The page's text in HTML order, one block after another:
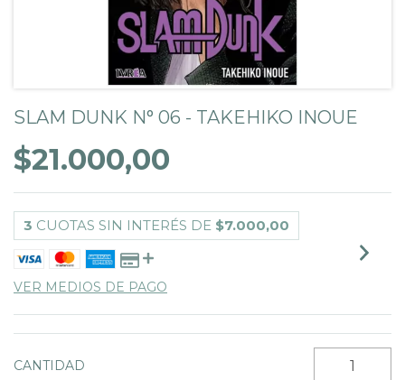
SLAM DUNK N° 06 - TAKEHIKO INOUE
$21.000,00
3 CUOTAS SIN INTERÉS DE $7.000,00
VER MEDIOS DE PAGO
CANTIDAD